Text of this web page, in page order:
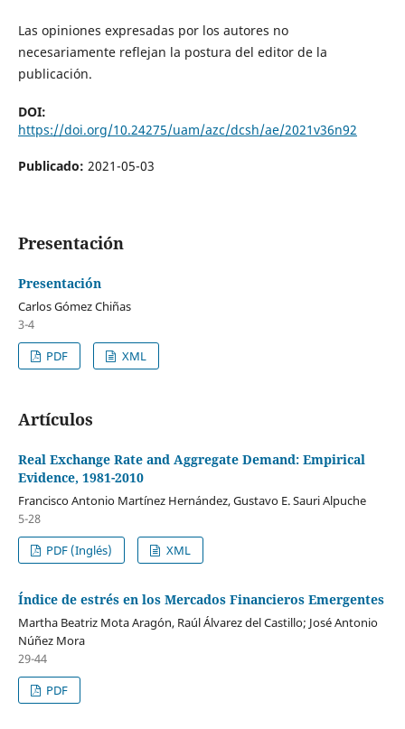
Las opiniones expresadas por los autores no
necesariamente reflejan la postura del editor de la
publicación.
DOI:
https://doi.org/10.24275/uam/azc/dcsh/ae/2021v36n92
Publicado: 2021-05-03
Presentación
Presentación
Carlos Gómez Chiñas
3-4
PDF
XML
Artículos
Real Exchange Rate and Aggregate Demand: Empirical
Evidence, 1981-2010
Francisco Antonio Martínez Hernández, Gustavo E. Sauri Alpuche
5-28
PDF (Inglés)
XML
Índice de estrés en los Mercados Financieros Emergentes
Martha Beatriz Mota Aragón, Raúl Álvarez del Castillo; José Antonio
Núñez Mora
29-44
PDF